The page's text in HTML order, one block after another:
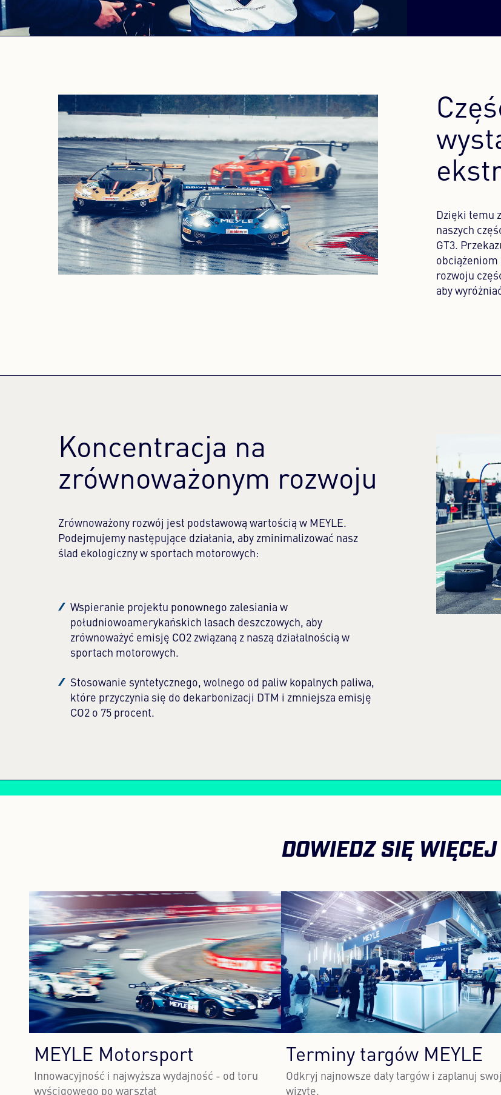
Dzięki temu
naszych
GT3.
obciążeniom
rozwoju
aby
Koncentracja na
zrównoważonym rozwoju
Zrównoważony rozwój jest podstawową wartością w MEYLE.
Podejmujemy następujące działania, aby zminimalizować nasz
ślad ekologiczny w sportach motorowych:
Wspieranie projektu ponownego zalesiania w
południowoamerykańskich lasach deszczowych, aby
zrównoważyć emisję CO2 związaną z naszą działalnością w
sportach motorowych.
Stosowanie syntetycznego, wolnego od paliw kopalnych paliwa,
które przyczynia się do dekarbonizacji DTM i zmniejsza emisję
CO2 o 75 procent.
DOWIEDZ SIĘ WIĘCEJ
MEYLE Motorsport
Innowacyjność i najwyższa wydajność - od toru
wyścigowego po warsztat
Terminy targów MEYLE
Odkryj najnowsze daty targów i zaplanuj
wizytę.